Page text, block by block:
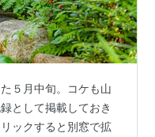
５月中旬。コケも山
として掲載しておき
ックすると別窓で拡